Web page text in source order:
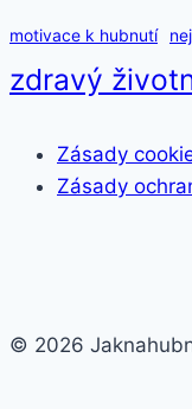
motivace k hubnutí
zdravý
Zásady
Zásady
© 2026